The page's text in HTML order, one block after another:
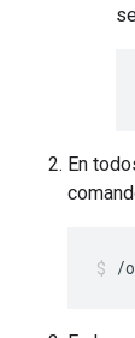
En
/